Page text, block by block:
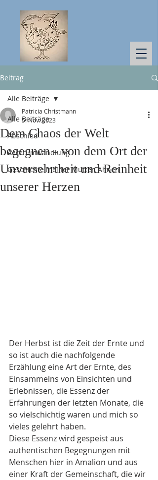
Beitrag
Alle Beiträge
Abschied
Ackerumwandlung
Geschichte meiner Mutter, Ahnen
Alle Beiträge
Dem Chaos der Welt
begegnen - von dem Ort der
Unversehrtheit und Reinheit
unserer Herzen
Patricia Christmann
5. Nov. 2023
Der Herbst ist die Zeit der Ernte und
so ist auch die nachfolgende
Erzählung eine Art der Ernte, des
Einsammelns von Einsichten und
Erlebnissen, die Essenz der
Erfahrungen der letzten Monate, die
so vielschichtig waren und mich so
vieles gelehrt haben.
Diese Essenz wird gespeist aus
authentischen Begegnungen mit
Menschen hier in Amalion und aus
einer Kraft der Gemeinschaft, die wir